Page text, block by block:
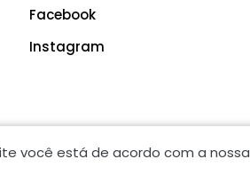
Facebook
Instagram
você está de acordo com a nossa